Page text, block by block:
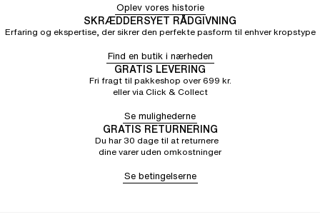
Oplev vores historie
SKRÆDDERSYET RÅDGIVNING
Erfaring og ekspertise, der sikrer den perfekte pasform til enhver kropstype
Find en butik i nærheden
GRATIS LEVERING
Fri fragt til pakkeshop over 699 kr.
eller via Click & Collect
Se mulighederne
GRATIS RETURNERING
Du har 30 dage til at returnere
dine varer uden omkostninger
Se betingelserne